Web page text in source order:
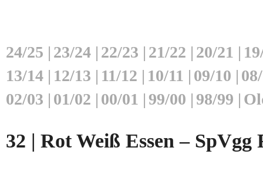
24/25 | 23/24 | 22/23 | 21/22 | 20/21 |
13/14 | 12/13 | 11/12 | 10/11 | 09/10 |
02/03 | 01/02 | 00/01 | 99/00 | 98/99 |
32 | Rot Weiß Essen –